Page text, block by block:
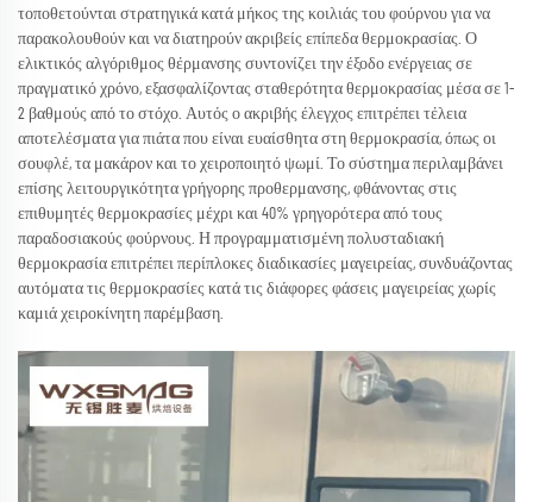
τοποθετούνται στρατηγικά κατά μήκος της κοιλιάς του φούρνου για να
παρακολουθούν και να διατηρούν ακριβείς επίπεδα θερμοκρασίας. Ο
ελικτικός αλγόριθμος θέρμανσης συντονίζει την έξοδο ενέργειας σε
πραγματικό χρόνο, εξασφαλίζοντας σταθερότητα θερμοκρασίας μέσα σε 1-
2 βαθμούς από το στόχο. Αυτός ο ακριβής έλεγχος επιτρέπει τέλεια
αποτελέσματα για πιάτα που είναι ευαίσθητα στη θερμοκρασία, όπως οι
σουφλέ, τα μακάρον και το χειροποιητό ψωμί. Το σύστημα περιλαμβάνει
επίσης λειτουργικότητα γρήγορης προθερμανσης, φθάνοντας στις
επιθυμητές θερμοκρασίες μέχρι και 40% γρηγορότερα από τους
παραδοσιακούς φούρνους. Η προγραμματισμένη πολυσταδιακή
θερμοκρασία επιτρέπει περίπλοκες διαδικασίες μαγειρείας, συνδυάζοντας
αυτόματα τις θερμοκρασίες κατά τις διάφορες φάσεις μαγειρείας χωρίς
καμιά χειροκίνητη παρέμβαση.